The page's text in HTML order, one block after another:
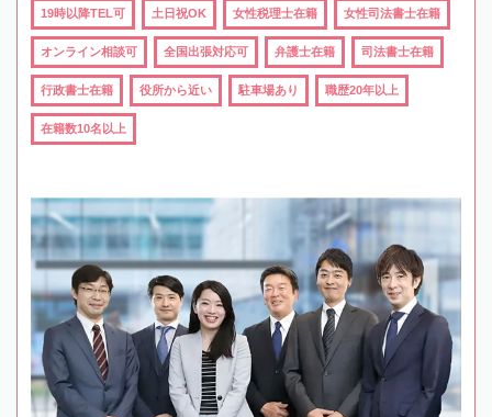
19時以降TEL可 土日祝OK 女性税理士在籍 女性司法書士在籍
オンライン相談可 全国出張対応可 弁護士在籍 司法書士在籍
行政書士在籍 役所から近い 駐車場あり 職歴20年以上
在籍数10名以上